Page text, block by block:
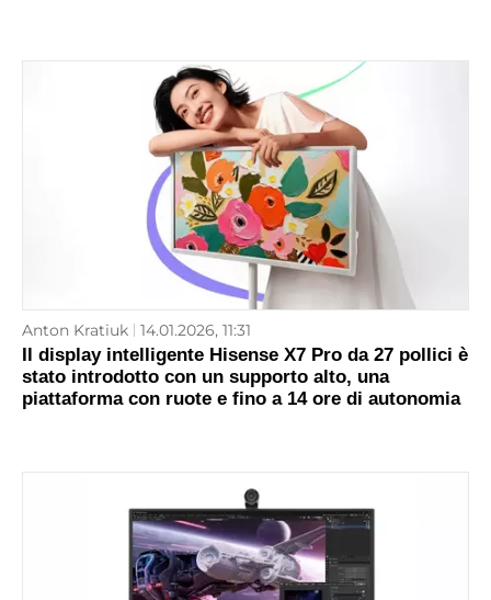
Anton Kratiuk 14.01.2026, 11:31
Il display intelligente Hisense X7 Pro da 27 pollici è
stato introdotto con un supporto alto, una
piattaforma con ruote e fino a 14 ore di autonomia